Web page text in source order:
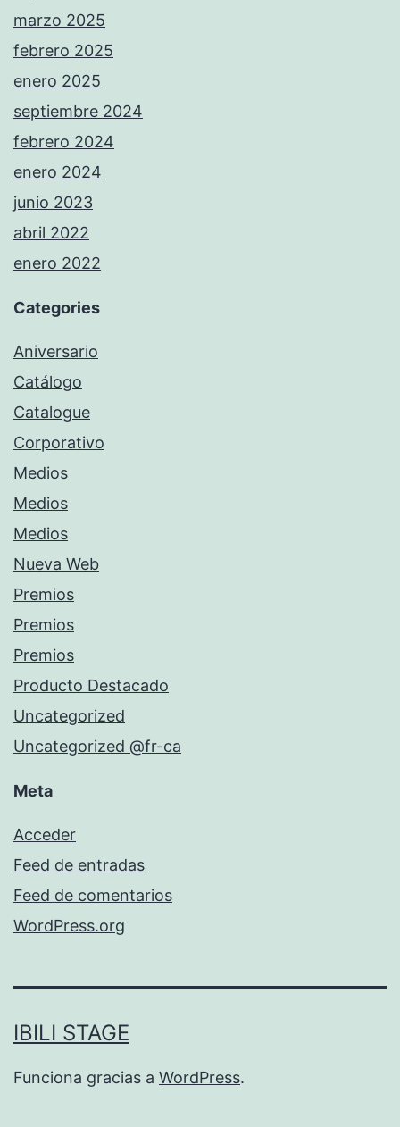
marzo 2025
febrero 2025
enero 2025
septiembre 2024
febrero 2024
enero 2024
junio 2023
abril 2022
enero 2022
Categories
Aniversario
Catálogo
Catalogue
Corporativo
Medios
Medios
Medios
Nueva Web
Premios
Premios
Premios
Producto Destacado
Uncategorized
Uncategorized @fr-ca
Meta
Acceder
Feed de entradas
Feed de comentarios
WordPress.org
IBILI STAGE
Funciona gracias a WordPress.